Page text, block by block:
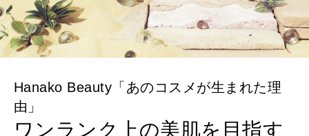
算命学がわかる今月のあなた
LEARN
知る、考える
MAMA
Hanako Beauty「あのコスメが生まれた理
由」
ワンランク上の美肌を目指す